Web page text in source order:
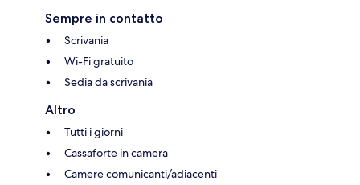
Sempre in contatto
Scrivania
Wi-Fi gratuito
Sedia da scrivania
Altro
Tutti i giorni
Cassaforte in camera
Camere comunicanti/adiacenti